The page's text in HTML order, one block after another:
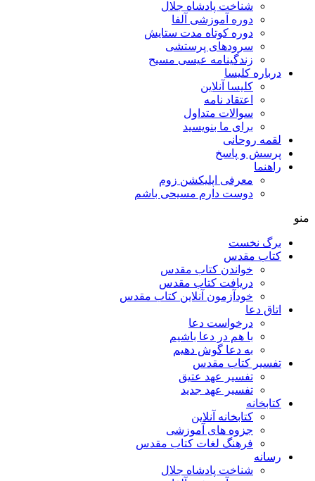
شناخت پادشاه جلال
دوره آموزشی آلفا
دوره کوتاه مدت ستایش
سرودهای پرستشی
زندگینامه عیسی مسیح
درباره کلیسا
کلیسا آنلاین
اعتقاد نامه
سوالات متداول
برای ما بنویسید
لقمه روحانی
پرسش و پاسخ
راهنما
معرفی اپلیکشن زوم
دوست دارم مسیحی باشم
منو
برگ نخست
کتاب مقدس
خواندن کتاب مقدس
دریافت کتاب مقدس
خودآزمون آنلاین کتاب مقدس
اتاق دعا
درخواست دعا
با هم در دعا باشیم
به دعا گوش دهیم
تفسیر کتاب مقدس
تفسیر عهد عتیق
تفسیر عهد جدید
کتابخانه
کتابخانه آنلاین
جزوه های آموزشی
فرهنگ لغات کتاب مقدس
رسانه
شناخت پادشاه جلال